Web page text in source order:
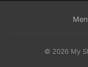
© 2026 My